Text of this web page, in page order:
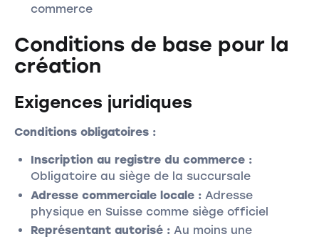
commerce
Conditions de base pour la
création
Exigences juridiques
Conditions obligatoires :
Inscription au registre du commerce :
Obligatoire au siège de la succursale
Adresse commerciale locale : Adresse
physique en Suisse comme siège officiel
Représentant autorisé : Au moins une